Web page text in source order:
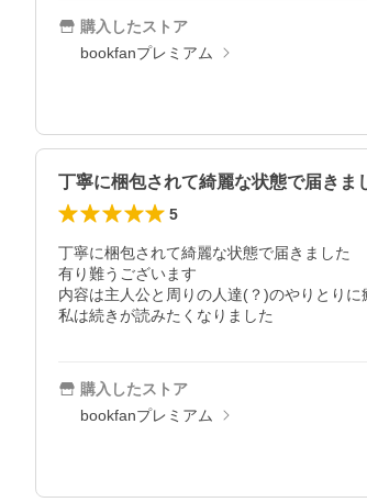
購入したストア
bookfanプレミアム
丁寧に梱包されて綺麗な状態で届きま
5
丁寧に梱包されて綺麗な状態で届きました
有り難うございます
内容は主人公と周りの人達(？)のやりとりに
私は続きが読みたくなりました
購入したストア
bookfanプレミアム